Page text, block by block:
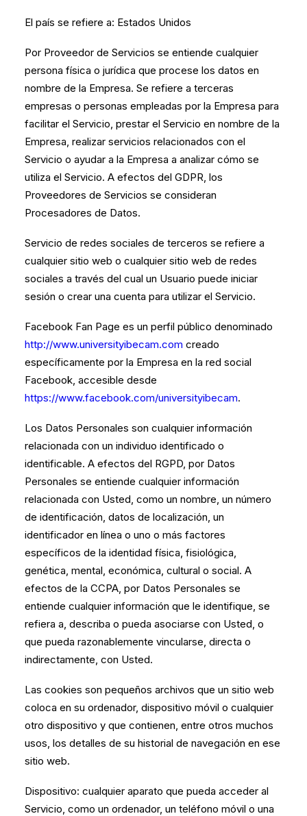
El país se refiere a: Estados Unidos
Por Proveedor de Servicios se entiende cualquier
persona física o jurídica que procese los datos en
nombre de la Empresa. Se refiere a terceras
empresas o personas empleadas por la Empresa para
facilitar el Servicio, prestar el Servicio en nombre de la
Empresa, realizar servicios relacionados con el
Servicio o ayudar a la Empresa a analizar cómo se
utiliza el Servicio. A efectos del GDPR, los
Proveedores de Servicios se consideran
Procesadores de Datos.
Servicio de redes sociales de terceros se refiere a
cualquier sitio web o cualquier sitio web de redes
sociales a través del cual un Usuario puede iniciar
sesión o crear una cuenta para utilizar el Servicio.
Facebook Fan Page es un perfil público denominado
http://www.universityibecam.com creado
específicamente por la Empresa en la red social
Facebook, accesible desde
https://www.facebook.com/universityibecam.
Los Datos Personales son cualquier información
relacionada con un individuo identificado o
identificable. A efectos del RGPD, por Datos
Personales se entiende cualquier información
relacionada con Usted, como un nombre, un número
de identificación, datos de localización, un
identificador en línea o uno o más factores
específicos de la identidad física, fisiológica,
genética, mental, económica, cultural o social. A
efectos de la CCPA, por Datos Personales se
entiende cualquier información que le identifique, se
refiera a, describa o pueda asociarse con Usted, o
que pueda razonablemente vincularse, directa o
indirectamente, con Usted.
Las cookies son pequeños archivos que un sitio web
coloca en su ordenador, dispositivo móvil o cualquier
otro dispositivo y que contienen, entre otros muchos
usos, los detalles de su historial de navegación en ese
sitio web.
Dispositivo: cualquier aparato que pueda acceder al
Servicio, como un ordenador, un teléfono móvil o una